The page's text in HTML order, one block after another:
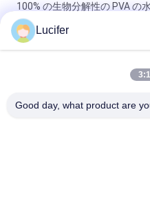
100% の生物分解性の PVA の
グの習慣によって印刷されるロ
660MM x 840MM x 25Micron
農業の固体粉のための使い捨
Lucifer
Good day, what product are